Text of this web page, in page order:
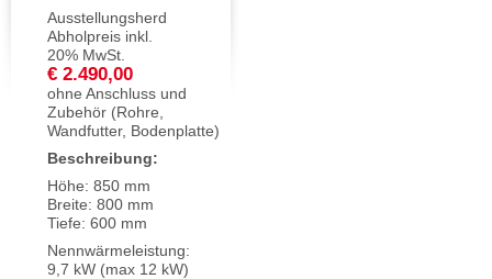
Ausstellungsherd
Abholpreis inkl.
20% MwSt.
€ 2.490,00
ohne Anschluss und
Zubehör (Rohre,
Wandfutter, Bodenplatte)
Beschreibung:
Höhe: 850 mm
Breite: 800 mm
Tiefe: 600 mm
Nennwärmeleistung:
9,7 kW (max 12 kW)